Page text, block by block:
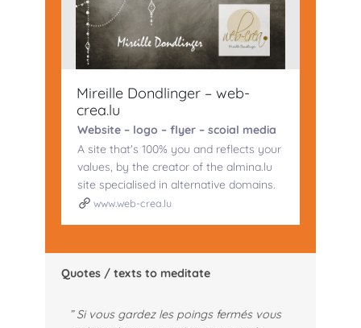
Mireille Dondlinger – web-
crea.lu
Website – logo – flyer – scoial media
A site that's 100% you and reflects your
values, by the creator of the almina.lu
site specialised in alternative domains.
www.web-crea.lu
Quotes / texts to meditate
” Si vous gardez les poings fermés vous